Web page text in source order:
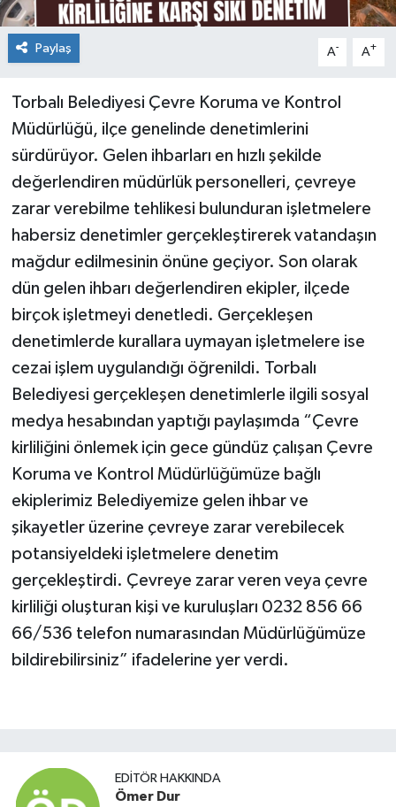
Paylaş A- A+
Torbalı Belediyesi Çevre Koruma ve Kontrol
Müdürlüğü, ilçe genelinde denetimlerini
sürdürüyor. Gelen ihbarları en hızlı şekilde
değerlendiren müdürlük personelleri, çevreye
zarar verebilme tehlikesi bulunduran işletmelere
habersiz denetimler gerçekleştirerek vatandaşın
mağdur edilmesinin önüne geçiyor. Son olarak
dün gelen ihbarı değerlendiren ekipler, ilçede
birçok işletmeyi denetledi. Gerçekleşen
denetimlerde kurallara uymayan işletmelere ise
cezai işlem uygulandığı öğrenildi. Torbalı
Belediyesi gerçekleşen denetimlerle ilgili sosyal
medya hesabından yaptığı paylaşımda “Çevre
kirliliğini önlemek için gece gündüz çalışan Çevre
Koruma ve Kontrol Müdürlüğümüze bağlı
ekiplerimiz Belediyemize gelen ihbar ve
şikayetler üzerine çevreye zarar verebilecek
potansiyeldeki işletmelere denetim
gerçekleştirdi. Çevreye zarar veren veya çevre
kirliliği oluşturan kişi ve kuruluşları 0232 856 66
66/536 telefon numarasından Müdürlüğümüze
bildirebilirsiniz” ifadelerine yer verdi.
EDITÖR HAKKINDA
Ömer Dur